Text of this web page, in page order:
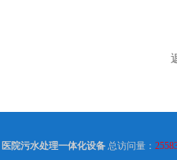
医院污水处理一体化设备总访问量：